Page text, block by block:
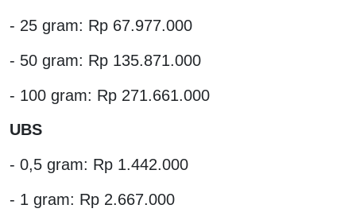
- 25 gram: Rp 67.977.000
- 50 gram: Rp 135.871.000
- 100 gram: Rp 271.661.000
UBS
- 0,5 gram: Rp 1.442.000
- 1 gram: Rp 2.667.000